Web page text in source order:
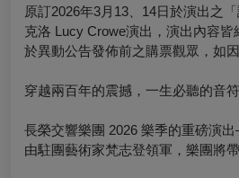
原訂2026年3月13、14日於演出之
克洛 Lucy Crowe演出，演出內容皆
於異動公告發佈前之購票觀眾，如
穿越兩百年的震撼，一生必聽的音
長榮交響樂團 2026 樂季的重磅演
由駐團藝術家梵志登領軍，樂團將